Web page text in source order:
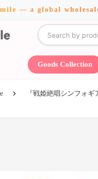
— a global
Goods Collection
『戦姫絶唱シンフォギ